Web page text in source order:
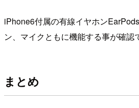
iPhone6付属の有線イヤホン
ン、マイクともに機能する事が確認
まとめ